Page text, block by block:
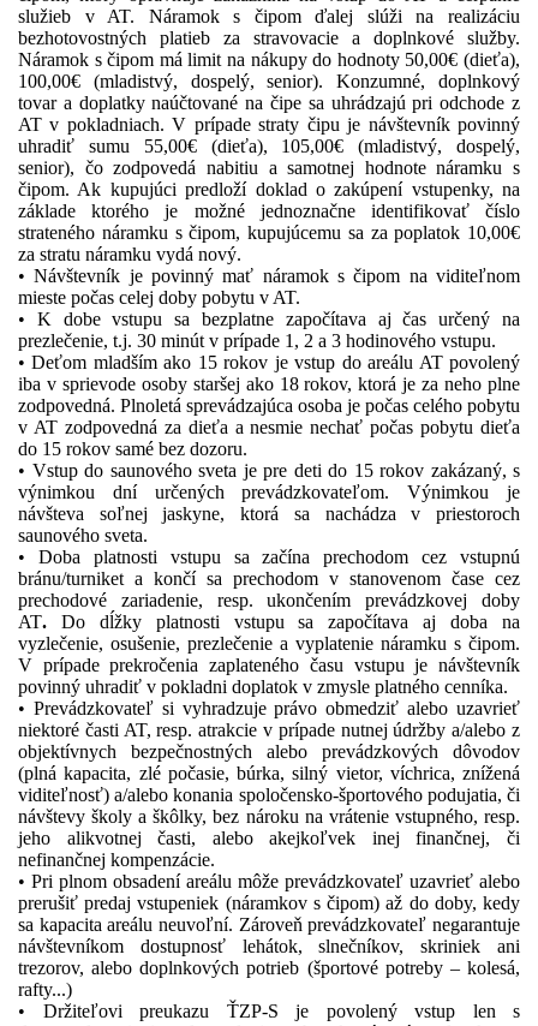
služieb v AT. Náramok s čipom ďalej slúži na realizáciu
bezhotovostných platieb za stravovacie a doplnkové služby.
Náramok s čipom má limit na nákupy do hodnoty 50,00€ (dieťa),
100,00€ (mladistvý, dospelý, senior). Konzumné, doplnkový
tovar a doplatky naúčtované na čipe sa uhrádzajú pri odchode z
AT v pokladniach. V prípade straty čipu je návštevník povinný
uhradiť sumu 55,00€ (dieťa), 105,00€ (mladistvý, dospelý,
senior), čo zodpovedá nabitiu a samotnej hodnote náramku s
čipom. Ak kupujúci predloží doklad o zakúpení vstupenky, na
základe ktorého je možné jednoznačne identifikovať číslo
strateného náramku s čipom, kupujúcemu sa za poplatok 10,00€
za stratu náramku vydá nový.
• Návštevník je povinný mať náramok s čipom na viditeľnom
mieste počas celej doby pobytu v AT.
• K dobe vstupu sa bezplatne započítava aj čas určený na
prezlečenie, t.j. 30 minút v prípade 1, 2 a 3 hodinového vstupu.
• Deťom mladším ako 15 rokov je vstup do areálu AT povolený
iba v sprievode osoby staršej ako 18 rokov, ktorá je za neho plne
zodpovedná. Plnoletá sprevádzajúca osoba je počas celého pobytu
v AT zodpovedná za dieťa a nesmie nechať počas pobytu dieťa
do 15 rokov samé bez dozoru.
• Vstup do saunového sveta je pre deti do 15 rokov zakázaný, s
výnimkou dní určených prevádzkovateľom. Výnimkou je
návšteva soľnej jaskyne, ktorá sa nachádza v priestoroch
saunového sveta.
• Doba platnosti vstupu sa začína prechodom cez vstupnú
bránu/turniket a končí sa prechodom v stanovenom čase cez
prechodové zariadenie, resp. ukončením prevádzkovej doby
AT. Do dĺžky platnosti vstupu sa započítava aj doba na
vyzlečenie, osušenie, prezlečenie a vyplatenie náramku s čipom.
V prípade prekročenia zaplateného času vstupu je návštevník
povinný uhradiť v pokladni doplatok v zmysle platného cenníka.
• Prevádzkovateľ si vyhradzuje právo obmedziť alebo uzavrieť
niektoré časti AT, resp. atrakcie v prípade nutnej údržby a/alebo z
objektívnych bezpečnostných alebo prevádzkových dôvodov
(plná kapacita, zlé počasie, búrka, silný vietor, víchrica, znížená
viditeľnosť) a/alebo konania spoločensko-športového podujatia, či
návštevy školy a škôlky, bez nároku na vrátenie vstupného, resp.
jeho alikvotnej časti, alebo akejkoľvek inej finančnej, či
nefinančnej kompenzácie.
• Pri plnom obsadení areálu môže prevádzkovateľ uzavrieť alebo
prerušiť predaj vstupeniek (náramkov s čipom) až do doby, kedy
sa kapacita areálu neuvoľní. Zároveň prevádzkovateľ negarantuje
návštevníkom dostupnosť lehátok, slnečníkov, skriniek ani
trezorov, alebo doplnkových potrieb (športové potreby – kolesá,
rafty...)
• Držiteľovi preukazu ŤZP-S je povolený vstup len s